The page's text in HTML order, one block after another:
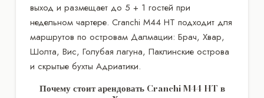
выход и размещает до 5 + 1 гостей при
недельном чартере. Cranchi M44 HT подходит для
маршрутов по островам Далмации: Брач, Хвар,
Шолта, Вис, Голубая лагуна, Паклинские острова
и скрытые бухты Адриатики.
Почему стоит арендовать Cranchi M44 HT в